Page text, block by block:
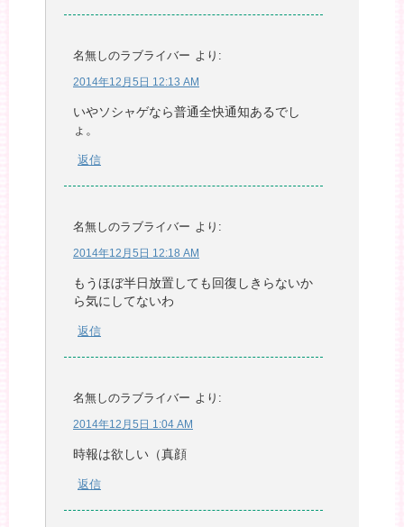
名無しのラブライバー より:
2014年12月5日 12:13 AM
いやソシャゲなら普通全快通知あるでし
ょ。
返信
名無しのラブライバー より:
2014年12月5日 12:18 AM
もうほぼ半日放置しても回復しきらないか
ら気にしてないわ
返信
名無しのラブライバー より:
2014年12月5日 1:04 AM
時報は欲しい（真顔
返信